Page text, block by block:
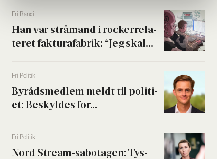
Fri Ban­dit
Han var strå­mand i rock­er­re­la­
te­ret fak­tura­fa­brik: “Jeg skal...
Fri Poli­tik
Byrå­ds­med­lem meldt til poli­ti­
et: Beskyl­des for...
Fri Poli­tik
Nord Stream-sabo­ta­gen: Tys­